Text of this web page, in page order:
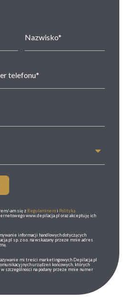
am się z Regulaminemi Polityką
www.depilacja.pl oraz akceptuję ich
informacji handlowych dotyczących
sp. z o.o. na wskazany przeze mnie adres
mi treści marketingowych Depilacja.pl
urządzeń końcowych, których
szczególności na podany przeze mnie numer